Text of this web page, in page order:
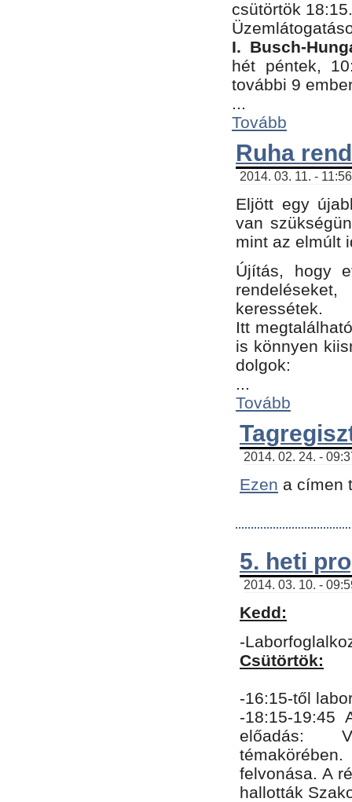
csütörtök 18:15.
I. Busch-
hét péntek,
további 9
...
Tovább
Ruha
2014. 03. 11. -
Eljött egy
van
mint az elmúlt
Újítás, hogy
keressétek.
Itt
is könnyen
dolgok:
...
Tovább
2014. 02. 24. -
Ezen a címen
5. heti
2014. 03. 10. -
Kedd:
-
Csütörtök:
-16:15-től
-18:15-19:45
előadás:
felvonása. A
hallották